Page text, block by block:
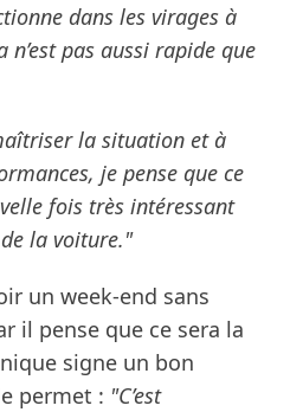
dans les virages à
pas aussi rapide que
la situation et à
je pense que ce
fois très intéressant
la voiture."
un week-end sans
il pense que ce sera la
signe un bon
permet : "C’est